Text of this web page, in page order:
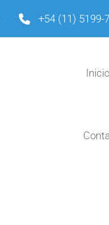
+54 (11) 5199-
Inicio